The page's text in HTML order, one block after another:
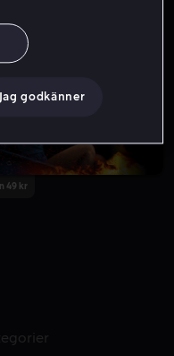
49 kr
Jag godkänner